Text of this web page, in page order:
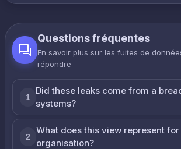
Questions fréquentes
En savoir plus sur les fuites de
répondre
1
Did these leaks come from a
systems?
2
What does this view represent for
organisation?